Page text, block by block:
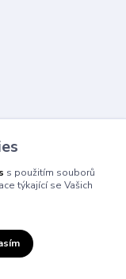
s použitím souborů
týkající se Vašich